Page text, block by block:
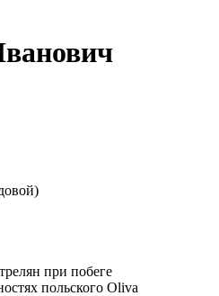
при побеге
польского Oliva